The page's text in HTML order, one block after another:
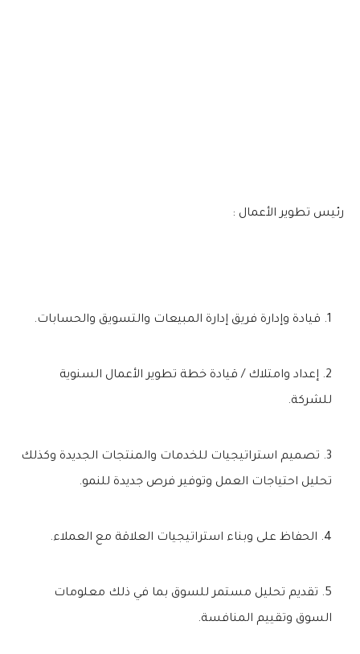
رئيس تطوير الأعمال :
قيادة وإدارة فريق إدارة المبيعات والتسويق والحسابات.
إعداد وامتلاك / قيادة خطة تطوير الأعمال السنوية
للشركة.
تصميم استراتيجيات للخدمات والمنتجات الجديدة وكذلك
تحليل احتياجات العمل وتوفير فرص جديدة للنمو.
الحفاظ على وبناء استراتيجيات العلاقة مع العملاء.
تقديم تحليل مستمر للسوق بما في ذلك معلومات
السوق وتقييم المنافسة.